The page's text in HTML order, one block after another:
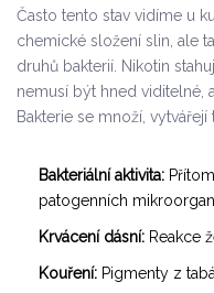
Často tento stav vidíme u
chemické složení slin, ale
druhů bakterií. Nikotin
nemusí být hned viditelné,
Bakterie se množí, vytvářejí
Bakteriální aktivita:
patogenních
Krvácení dásní: Reakce
Kouření: Pigmenty z